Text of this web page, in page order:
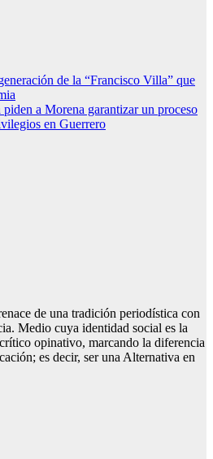
de la “Francisco Villa” que
a Morena garantizar un proceso
en Guerrero
de una tradición periodística con
Medio cuya identidad social es la
opinativo, marcando la diferencia
es decir, ser una Alternativa en